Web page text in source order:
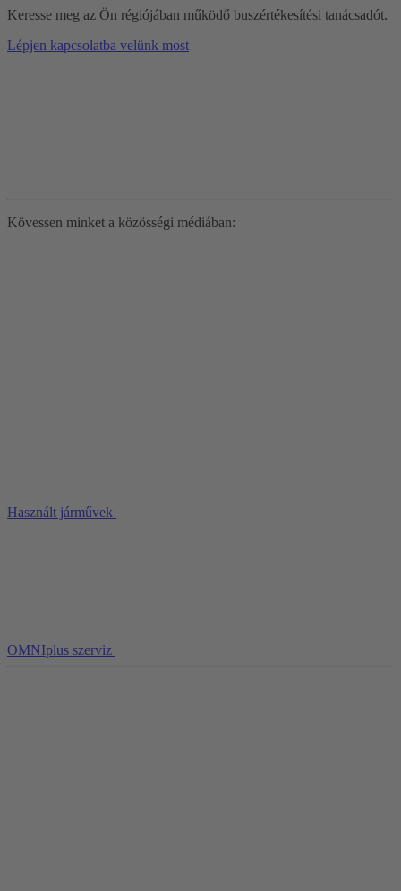
Keresse meg az Ön régiójában működő buszértékesítési tanácsadót.
Lépjen kapcsolatba velünk most
Kövessen minket a közösségi médiában:
Használt járművek
OMNIplus szerviz